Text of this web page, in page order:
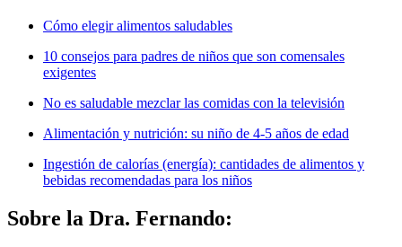
Cómo elegir alimentos saludables
10 consejos para padres de niños que son comensales
exigentes​
No es saludable mezclar las comidas con la televisión
Alimentación y nutrición: su niño de 4-5 años de edad
Ingestión de calorías (energía): cantidades de alimentos y
bebidas recomendadas para los niños
Sobre la Dra. Fernando: